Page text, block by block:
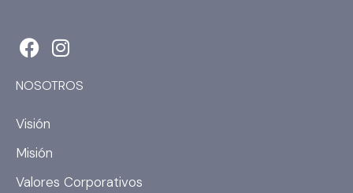
F
a
c
b
o
o
k
I
n
s
a
NOSOTROS
Visión
Misión
Valores Corporativos